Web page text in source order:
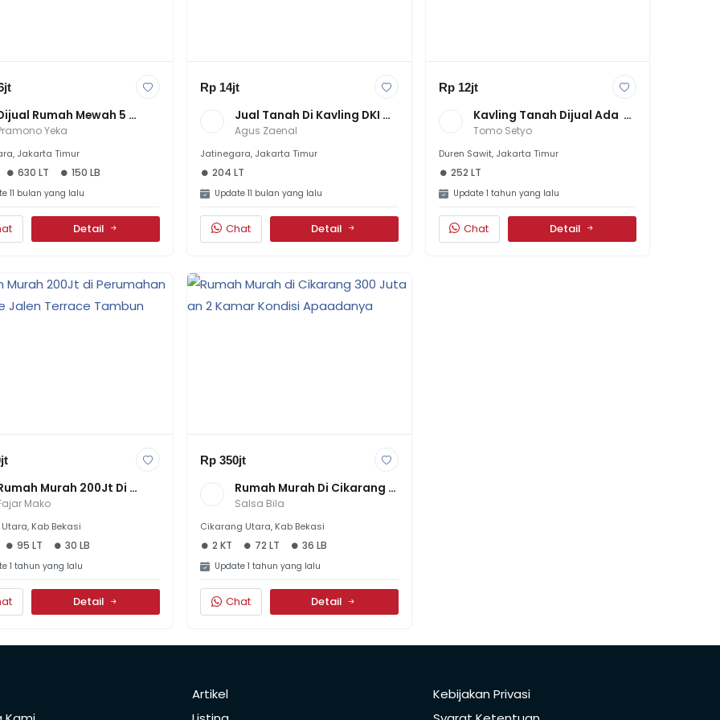
Rumah Mewah 5
Di Kebon Nanas
630m²
Yeka
Jakarta Timur
630 LT 150 LB
11 bulan yang lalu
Detail
Rp 14jt
Jual Tanah Di Kavling DKI
Cipinang Indah 14Jt Per
Meter Ada 200M-An
Agus Zaenal
Jatinegara, Jakarta Timur
204 LT
Update 11 bulan yang lalu
Chat Detail
Rp 12jt
Kavling Tanah Dijual Ada
252 Meter Persegi 12Juta
Per Meter Negotable
Tomo Setyo
Duren Sawit, Jakarta Timur
252 LT
Update 1 tahun yang lalu
Chat Detail
Murah 200Jt Di
Green De Jalen
Terrace Tambun Utara
Mako
Kab Bekasi
95 LT 30 LB
1 tahun yang lalu
Detail
Rp 350jt
Rumah Murah Di Cikarang
300 Juta An 2 Kamar
Salsa Bila
Cikarang Utara, Kab Bekasi
2 KT 72 LT 36 LB
Update 1 tahun yang lalu
Chat Detail
Artikel
Kebijakan Privasi